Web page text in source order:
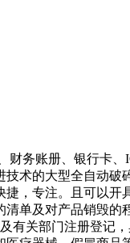
财务账册、银行卡
术的大型全自动
，专注。且可以
单及对产品销毁
有关部门注册登记